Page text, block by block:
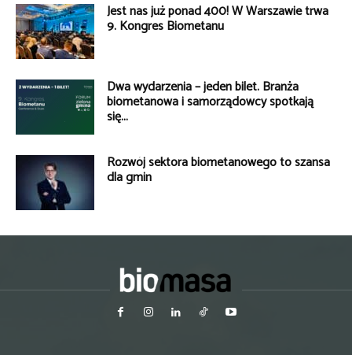
Jest nas już ponad 400! W Warszawie trwa
9. Kongres Biometanu
Dwa wydarzenia – jeden bilet. Branża
biometanowa i samorządowcy spotkają
się...
Rozwój sektora biometanowego to szansa
dla gmin